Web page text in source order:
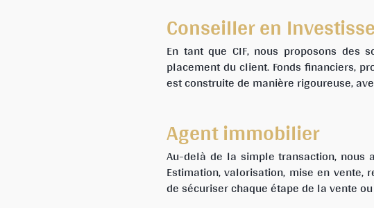
Conseiller en
En tant que CIF, nous proposons des
placement du client. Fonds financiers,
est construite de manière rigoureuse,
Agent immobilier
Au-delà de la simple transaction, nous
Estimation, valorisation, mise en
de sécuriser chaque étape de la vente